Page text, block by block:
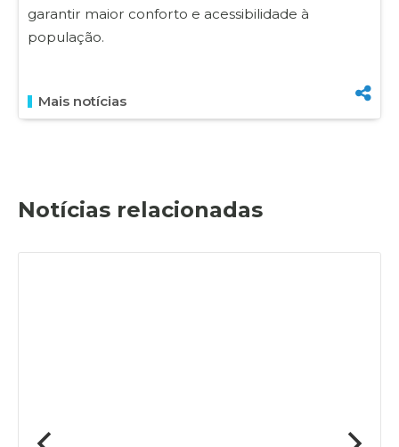
garantir maior conforto e acessibilidade à
população.
Mais notícias
Notícias relacionadas